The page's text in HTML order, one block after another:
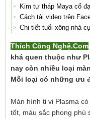
Kim tự tháp Maya cổ
Cách tải video trên
Chi tiết tuổi xông nhà
Thích Công Nghệ.Com
khá quen thuộc như
nay còn nhiều loại
Mỗi loại có những ưu
Màn hình ti vi Plasma
tốt, màu sắc phong phú